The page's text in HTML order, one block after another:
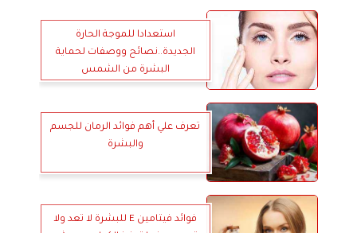
استعدادا للموجة الحارة
الجديدة..نصائح ووصفات لحماية
البشرة من الشمس
تعرف علي أهم فوائد الرمان للجسم
والبشرة
فوائد فيتامين E للبشرة لا تعد ولا